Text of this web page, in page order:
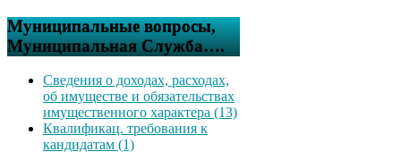
Муниципальные вопросы,
Муниципальная Служба….
Сведения о доходах, расходах,
об имуществе и обязательствах
имущественного характера (13)
Квалификац. требования к
кандидатам (1)